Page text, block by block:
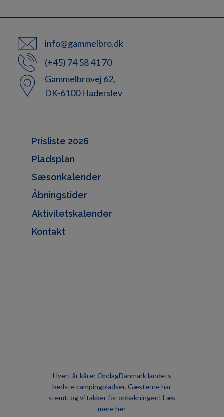
info@gammelbro.dk
(+45) 74 58 41 70
Gammelbrovej 62,
DK-6100 Haderslev
Prisliste 2026
Pladsplan
Sæsonkalender
Åbningstider
Aktivitetskalender
Kontakt
Hvert år kårer OpdagDanmark landets
bedste campingpladser. Gæsterne har
stemt, og vi takker for opbakningen! Læs
mere her